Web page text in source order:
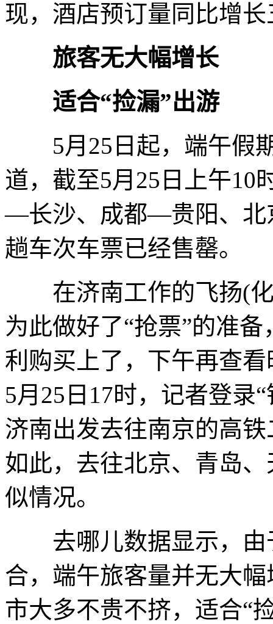
现，酒店预订量同比增
旅客无大幅增长
适合“捡漏”出游
5月25日起，端午假期
道，截至5月25日上午
—长沙、成都—贵阳、北
趟车次车票已经售罄。
在济南工作的飞扬(化
为此做好了“抢票”的准
利购买上了，下午再查
5月25日17时，记者登录
济南出发去往南京的高
如此，去往北京、青岛
似情况。
去哪儿数据显示，由
合，端午旅客量并无大
市大多不贵不挤，适合“